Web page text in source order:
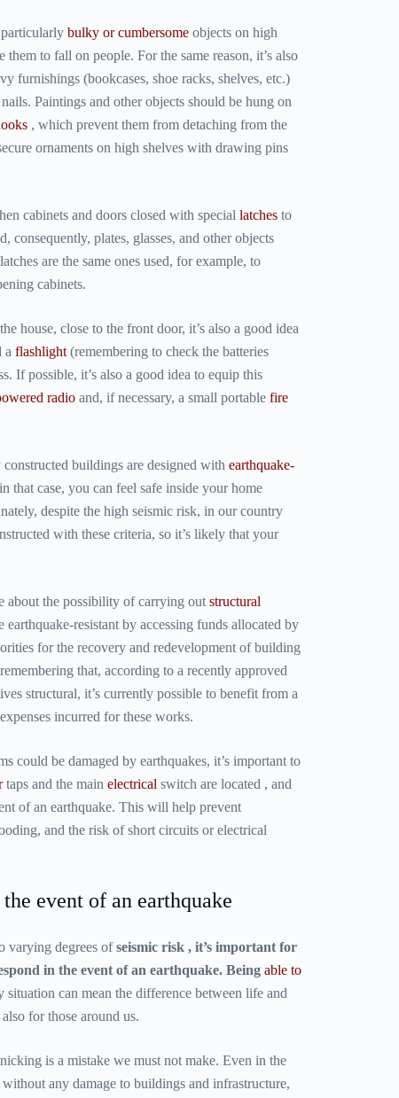
bulky or cumbersomeobjects on high
them to fall on people. For the same reason, it’s also
furnishings (bookcases, shoe racks, shelves, etc.)
Paintings and other objects should be hung on
, which prevent them from detaching from the
ornaments on high shelves with drawing pins
cabinets and doors closed with special latchesto
consequently, plates, glasses, and other objects
are the same ones used, for example, to
cabinets.
house, close to the front door, it’s also a good idea
a flashlight(remembering to check the batteries
If possible, it’s also a good idea to equip this
radioand, if necessary, a small portable fire
constructed buildings are designed with earthquake-
that case, you can feel safe inside your home
despite the high seismic risk, in our country
with these criteria, so it’s likely that your
about the possibility of carrying out structural
resistant by accessing funds allocated by
for the recovery and redevelopment of building
that, according to a recently approved
structural, it’s currently possible to benefit from a
incurred for these works.
could be damaged by earthquakes, it’s important to
taps and the main electrical switch are located , and
of an earthquake. This will help prevent
and the risk of short circuits or electrical
event of an earthquake
varying degrees ofseismic risk , it’s important for
in the event of an earthquake. Being able to
situation can mean the difference between life and
for those around us.
is a mistake we must not make. Even in the
without any damage to buildings and infrastructure,